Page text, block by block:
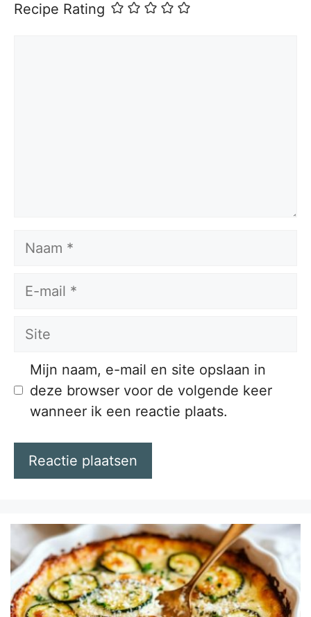
Recipe Rating
Naam
E-
Site
Mijn naam, e-mail en site opslaan in
deze browser voor de volgende keer
wanneer ik een reactie plaats.